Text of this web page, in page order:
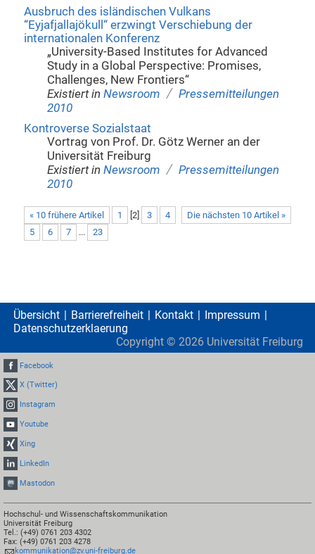
Ausbruch des isländischen Vulkans
“Eyjafjallajökull“ erzwingt Verschiebung der
internationalen Konferenz
„University-Based Institutes for Advanced
Study in a Global Perspective: Promises,
Challenges, New Frontiers“
Existiert in Newsroom / Pressemitteilungen
2010
Kontroverse Sozialstaat
Vortrag von Prof. Dr. Götz Werner an der
Universität Freiburg
Existiert in Newsroom / Pressemitteilungen
2010
« 10 frühere Artikel Die nächsten 10 Artikel »
1 2] 3
4
5
6 7 ... 23
Übersicht Barrierefreiheit Kontakt
Impressum
Datenschutzerklaerung
Copyright © 2026 Universität Freiburg
Facebook
X (Twitter)
Instagram
Youtube
Xing
LinkedIn
Mastodon
Hochschul- und Wissenschaftskommunikation
Universität Freiburg
Tel.: (+49) 0761 203 4302
Fax: (+49) 0761 203 4278
kommunikation@zv.uni-freiburg.de